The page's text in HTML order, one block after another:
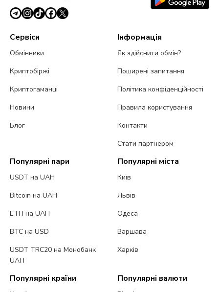
Сервіси
Обмінники
Криптобіржі
Криптогаманці
Новини
Блог
Інформація
Як здійснити обмін?
Поширені запитання
Політика конфіденційності
Правила користування
Контакти
Стати партнером
Популярні пари
USDT на UAH
Bitcoin на UAH
ETH на UAH
BTC на USD
USDT TRC20 на Монобанк
UAH
Популярні міста
Київ
Львів
Одеса
Варшава
Харків
Популярні країни Популярні валюти